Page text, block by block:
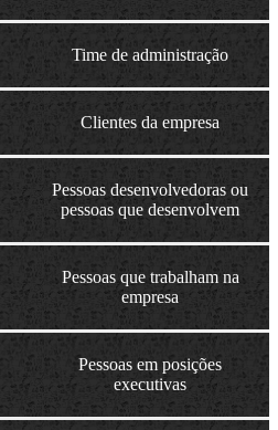
Time de administração
Clientes da empresa
Pessoas desenvolvedoras ou
pessoas que desenvolvem
Pessoas que trabalham na
empresa
Pessoas em posições
executivas